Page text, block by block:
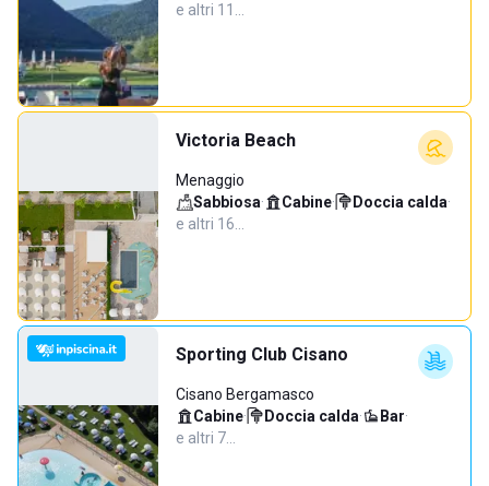
e altri 11…
Victoria Beach
Menaggio
Sabbiosa· Cabine· Doccia calda·
e altri 16…
Sporting Club Cisano
Cisano Bergamasco
Cabine· Doccia calda· Bar·
e altri 7…